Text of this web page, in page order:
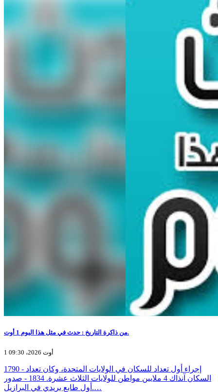
من ذاكرة التاريخ : حدث في مثل هذا اليوم 1 أوت.
1 أوت 2026، 09:30
1790 - إجراء أول تعداد للسكان في الولايات المتحدة، وكان تعداد
السكان آنذاك 4 ملايين مواطن للولايات الثلاث عشرة. 1834 - صدور
أول طابع بريدي في البرازيل.…